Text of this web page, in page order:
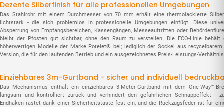
Dezente Silberfinish für alle professionellen Umgebungen
Das Stahlrohr mit einem Durchmesser von 70 mm erhält eine thermolackierte
lichtstark - die sich problemlos in professionelle Umgebungen einfügt. Diese
Absperrung von Empfangsbereichen, Kassengängen, Messeauftritten oder
bleibt der Pfosten gut sichtbar, ohne den Raum zu verstellen. Die ECO-Linie behält
höherwertigen Modelle der Marke Potelet® bei; lediglich der Sockel aus
Version, die für den laufenden Betrieb und ein ausgezeichnetes Preis-Leistungs-
Einziehbares 3m-Gurtband - sicher und individuell
Das Mechanismus enthält ein einziehbares 3-Meter-Gurtband mit dem One-Way™-
langsam und kontrolliert zurück und verhindert den gefährlichen Schnappeffekt -
Endhaken rastet dank einer Sicherheitstaste fest ein, und die Rückzugsfeder ist für